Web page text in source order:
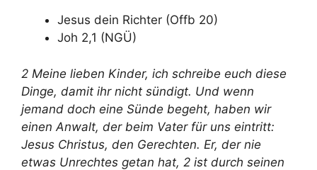
Jesus dein Richter (Offb 20)
Joh 2,1 (NGÜ)
2 Meine lieben Kinder, ich schreibe euch diese
Dinge, damit ihr nicht sündigt. Und wenn
jemand doch eine Sünde begeht, haben wir
einen Anwalt, der beim Vater für uns eintritt:
Jesus Christus, den Gerechten. Er, der nie
etwas Unrechtes getan hat, 2 ist durch seinen